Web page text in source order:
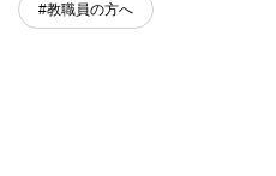
#教職員の方へ